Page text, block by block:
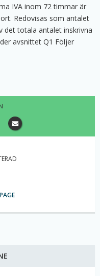
IVA inom 72 timmar är
Redovisas som antalet
det totala antalet inskrivna
avsnittet Q1 Följer